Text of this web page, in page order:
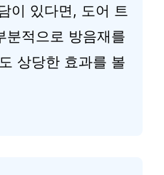
이 있다면, 도어 트
분적으로 방음재를
상당한 효과를 볼